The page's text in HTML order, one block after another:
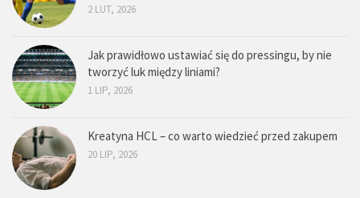
2 LUT, 2026
Jak prawidłowo ustawiać się do pressingu, by nie
tworzyć luk między liniami?
1 LIP, 2026
Kreatyna HCL – co warto wiedzieć przed zakupem
20 LIP, 2026